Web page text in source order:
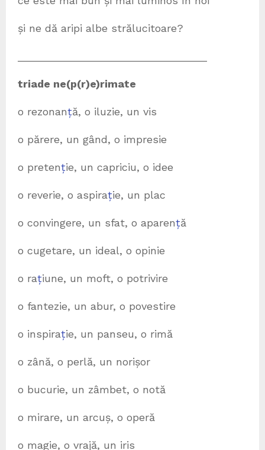
și ne dă aripi albe strălucitoare?
triade ne(p(r)e)rimate
o rezonanță, o iluzie, un vis
o părere, un gând, o impresie
o pretenție, un capriciu, o idee
o reverie, o aspirație, un plac
o convingere, un sfat, o aparență
o cugetare, un ideal, o opinie
o rațiune, un moft, o potrivire
o fantezie, un abur, o povestire
o inspirație, un panseu, o rimă
o zână, o perlă, un norișor
o bucurie, un zâmbet, o notă
o mirare, un arcuș, o operă
o magie, o vrajă, un iris